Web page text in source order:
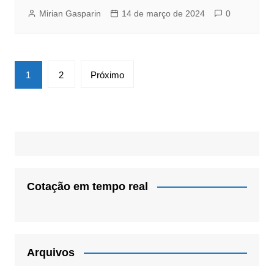
Mirian Gasparin 14 de março de 2024 0
Navegação
por
1 2 Próximo
Cotação em tempo real
Arquivos